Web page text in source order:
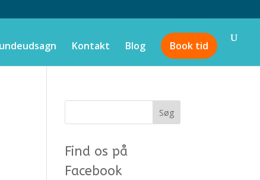
Kontakt Blog Book tid
Find os på
Facebook